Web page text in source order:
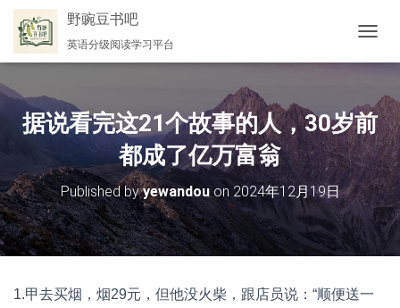
野豌豆书吧
英语分级阅读学习平台
换
据说看完这21个故事的人，30岁前
都成了亿万富翁
Published byyewandouon2024年12月19日
1.甲去买烟，烟29元，但他没火柴，跟店员说：“顺便送一